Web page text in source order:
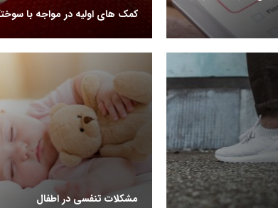
کمک های اولیه در مواجه با
مشکلات تنفسی در اطفال